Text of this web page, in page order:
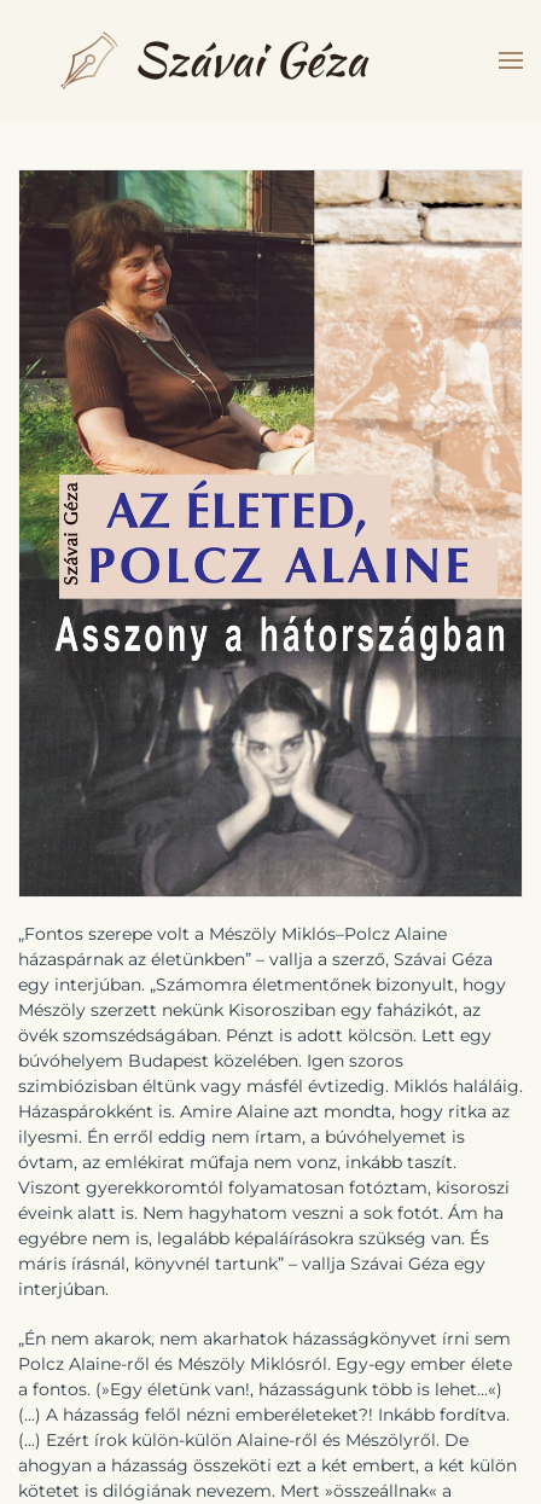
Fő tartalom átugrása
„Fontos szerepe volt a Mészöly Miklós–Polcz Alaine
házaspárnak az életünkben” – vallja a szerző, Szávai Géza
egy interjúban. „Számomra életmentőnek bizonyult, hogy
Mészöly szerzett nekünk Kisorosziban egy faházikót, az
övék szomszédságában. Pénzt is adott kölcsön. Lett egy
búvóhelyem Budapest közelében. Igen szoros
szimbiózisban éltünk vagy másfél évtizedig. Miklós haláláig.
Házaspárokként is. Amire Alaine azt mondta, hogy ritka az
ilyesmi. Én erről eddig nem írtam, a búvóhelyemet is
óvtam, az emlékirat műfaja nem vonz, inkább taszít.
Viszont gyerekkoromtól folyamatosan fotóztam, kisoroszi
éveink alatt is. Nem hagyhatom veszni a sok fotót. Ám ha
egyébre nem is, legalább képaláírásokra szükség van. És
máris írásnál, könyvnél tartunk” – vallja Szávai Géza egy
interjúban.
„Én nem akarok, nem akarhatok házasságkönyvet írni sem
Polcz Alaine-ről és Mészöly Miklósról. Egy-egy ember élete
a fontos. (»Egy életünk van!, házasságunk több is lehet...«)
(...) A házasság felől nézni emberéleteket?! Inkább fordítva.
(...) Ezért írok külön-külön Alaine-ről és Mészölyről. De
ahogyan a házasság összeköti ezt a két embert, a két külön
kötetet is dilógiának nevezem. Mert »összeállnak« a